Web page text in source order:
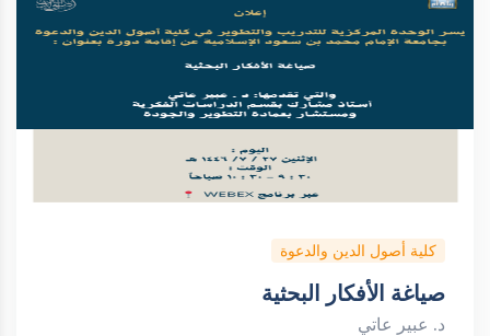
كلية أصول الدين والدعوة
صياغة الأفكار البحثية
د. عبير عاتي